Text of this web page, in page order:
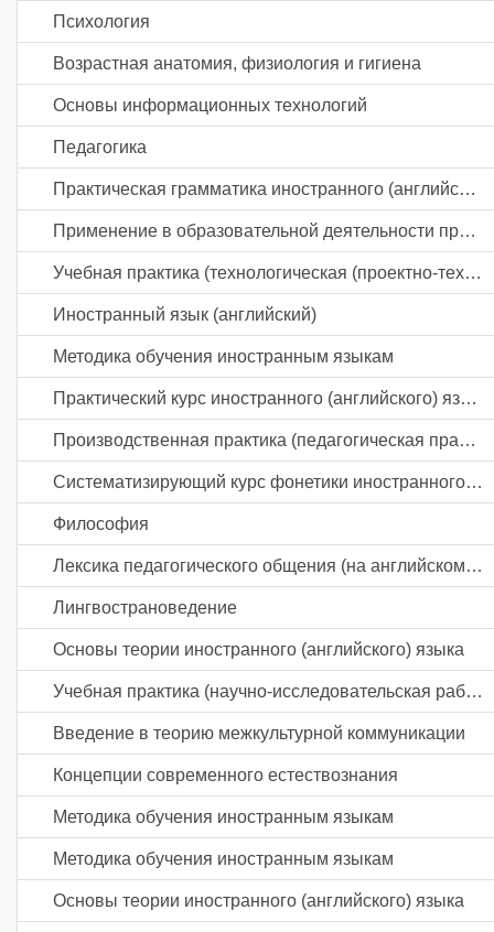
Психология
Возрастная анатомия, физиология и гигиена
Основы информационных технологий
Педагогика
Практическая грамматика иностранного (английского) языка
Применение в образовательной деятельности проблематики геноцида советского народа в годы Великой Отечественной войны на основе проекта "Без срока давности"
Учебная практика (технологическая (проектно-технологическая) практика)
Иностранный язык (английский)
Методика обучения иностранным языкам
Практический курс иностранного (английского) языка
Производственная практика (педагогическая практика) часть 1
Систематизирующий курс фонетики иностранного (английского) языка
Философия
Лексика педагогического общения (на английском языке)
Лингвострановедение
Основы теории иностранного (английского) языка
Учебная практика (научно-исследовательская работа (получение первичных навыков научно-исследовательской работы))
Введение в теорию межкультурной коммуникации
Концепции современного естествознания
Методика обучения иностранным языкам
Методика обучения иностранным языкам
Основы теории иностранного (английского) языка